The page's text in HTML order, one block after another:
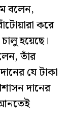
বলেন,
করে
হয়েছে।
তাঁর
যে টাকা
দানের